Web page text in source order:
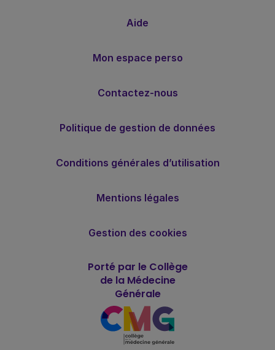
Aide
Mon espace perso
Contactez-nous
Politique de gestion de données
Conditions générales d’utilisation
Mentions légales
Gestion des cookies
Porté par le Collège
de la Médecine
Générale